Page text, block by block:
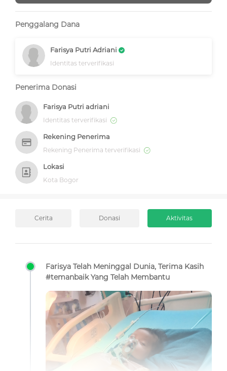
Penggalang Dana
Farisya Putri Adriani
Identitas terverifikasi
Penerima Donasi
Farisya Putri adriani
Identitas terverifikasi
Rekening Penerima
Rekening Penerima terverifikasi
Lokasi
Kota Bogor
Cerita Donasi Aktivitas
Farisya Telah Meninggal Dunia, Terima Kasih
#temanbaik Yang Telah Membantu